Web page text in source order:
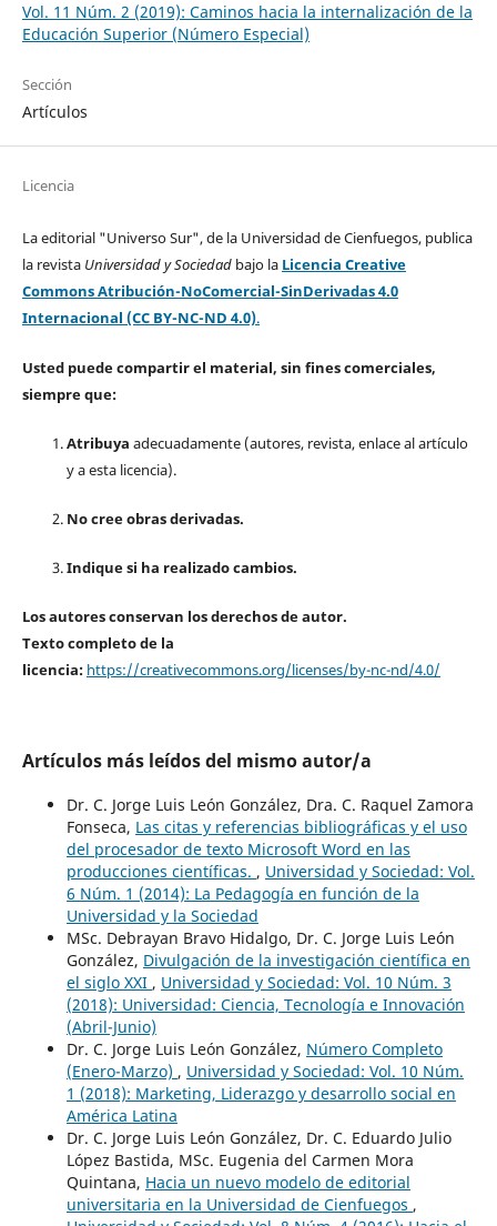
Vol. 11 Núm. 2 (2019): Caminos hacia la internalización de la
Educación Superior (Número Especial)
Sección
Artículos
Licencia
La editorial "Universo Sur", de la Universidad de Cienfuegos, publica
la revista Universidad y Sociedad bajo la Licencia Creative
Commons Atribución-NoComercial-SinDerivadas 4.0
Internacional (CC BY-NC-ND 4.0).
Usted puede compartir el material, sin fines comerciales,
siempre que:
Atribuya adecuadamente (autores, revista, enlace al artículo
y a esta licencia).
No cree obras derivadas.
Indique si ha realizado cambios.
Los autores conservan los derechos de autor.
Texto completo de la
licencia: https://creativecommons.org/licenses/by-nc-nd/4.0/
Artículos más leídos del mismo autor/a
Dr. C. Jorge Luis León González, Dra. C. Raquel Zamora
Fonseca, Las citas y referencias bibliográficas y el uso
del procesador de texto Microsoft Word en las
producciones científicas. , Universidad y Sociedad: Vol.
6 Núm. 1 (2014): La Pedagogía en función de la
Universidad y la Sociedad
MSc. Debrayan Bravo Hidalgo, Dr. C. Jorge Luis León
González, Divulgación de la investigación científica en
el siglo XXI , Universidad y Sociedad: Vol. 10 Núm. 3
(2018): Universidad: Ciencia, Tecnología e Innovación
(Abril-Junio)
Dr. C. Jorge Luis León González, Número Completo
(Enero-Marzo) , Universidad y Sociedad: Vol. 10 Núm.
1 (2018): Marketing, Liderazgo y desarrollo social en
América Latina
Dr. C. Jorge Luis León González, Dr. C. Eduardo Julio
López Bastida, MSc. Eugenia del Carmen Mora
Quintana, Hacia un nuevo modelo de editorial
universitaria en la Universidad de Cienfuegos ,